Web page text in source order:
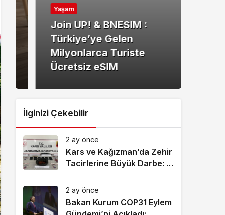
Yaşam
Join UP! & BNESIM :
Türkiye’ye Gelen
Milyonlarca Turiste
Ücretsiz eSIM
İlginizi Çekebilir
2 ay önce
Kars ve Kağızman’da Zehir
Tacirlerine Büyük Darbe: 7
2 ay önce
Bakan Kurum COP31 Eylem